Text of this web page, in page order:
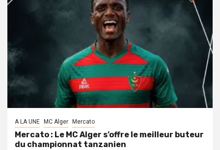
A LA UNE MC Alger Mercato
Mercato : Le MC Alger s’offre le meilleur buteur
du championnat tanzanien